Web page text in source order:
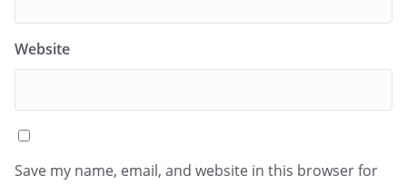
Website
Save my name, email, and website in this browser for